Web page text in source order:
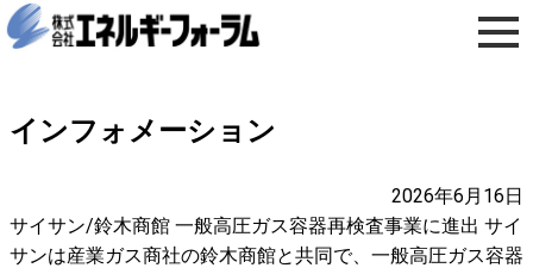
インフォメーション
2026年6月16日
サイサン/鈴木商館 一般高圧ガス容器再検査事業に進出 サイ
サンは産業ガス商社の鈴木商館と共同で、一般高圧ガス容器